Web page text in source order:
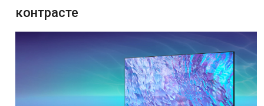
контрасте